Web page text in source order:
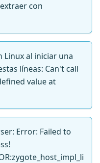
con
Linux al iniciar una
líneas: Can't call
value at
Error: Failed to